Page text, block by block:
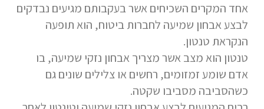
אחד המקרים השכיחים אשר בעקבותם מגיעים נבדקים
לבצע אבחון שמיעה לחברות ביטוח, הוא תופעה
הנקראת טנטון.
טנטון הוא מצב אשר מצריך אבחון נזקי שמיעה, בו
אדם שומע זמזומים, רחשים או צלילים שונים גם
כשהסביבה מסביבו שקטה.